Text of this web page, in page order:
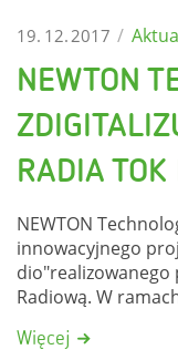
19. 12. 2017 /
NEWTON
RADIA TOK
NEWTON
innowacyjnego
dio"realizowanego
Radiową. W
Więcej